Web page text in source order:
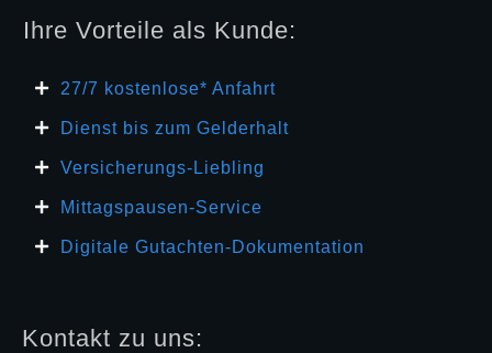
Ihre Vorteile als Kunde:
27/7 kosten lose* Anfahrt
Dienst bis zum Gelderhalt
Versicherungs-Liebling
Mittagspausen-Service
Digitale Gutachten-Dokumentation
Kontakt zu uns: